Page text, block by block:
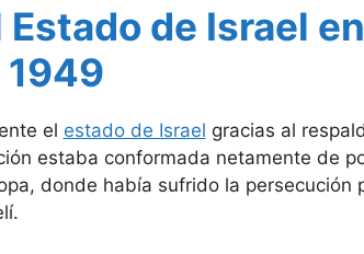
de Israel
el estado de Israel gracias al
estaba conformada netamente de
donde había sufrido la persecución